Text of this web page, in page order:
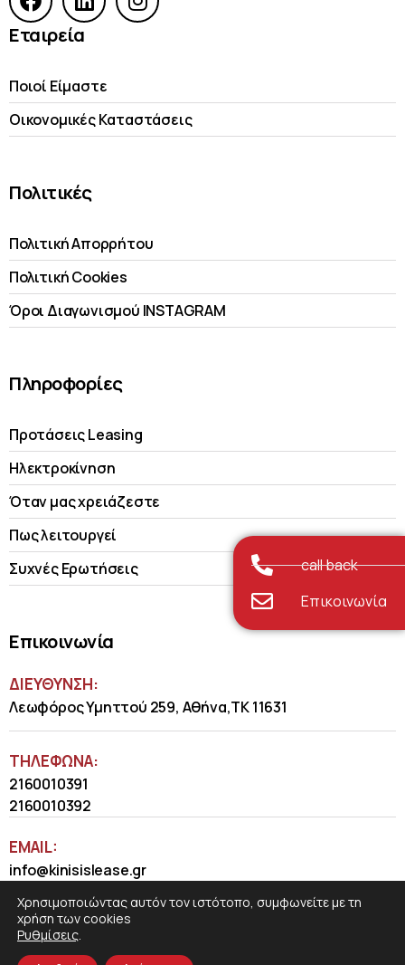
Εταιρεία
Ποιοί Είμαστε
Οικονομικές Kαταστάσεις
Πολιτικές
Πολιτική Απορρήτου
Πολιτική Cookies
Όροι Διαγωνισμού INSTAGRAM
Πληροφορίες
Προτάσεις Leasing
Ηλεκτροκίνηση
Όταν μας χρειάζεστε
Πως λειτουργεί
Συχνές Ερωτήσεις
Επικοινωνία
ΔΙΕΥΘΥΝΣΗ:
Λεωφόρος Υμηττού 259, Αθήνα,ΤΚ 11631
ΤΗΛΈΦΩΝΑ:
2160010391
2160010392
EMAIL:
info@kinisislease.gr
call back
Επικοινωνία
Χρησιμοποιώντας αυτόν τον ιστότοπο, συμφωνείτε με τη
χρήση των cookies
Ρυθμίσεις.